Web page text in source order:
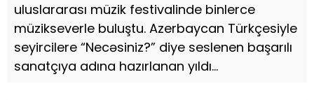
uluslararası müzik festivalinde binlerce
müzikseverle buluştu. Azerbaycan Türkçesiyle
seyircilere “Necəsiniz?” diye seslenen başarılı
sanatçıya adına hazırlanan yıldı...